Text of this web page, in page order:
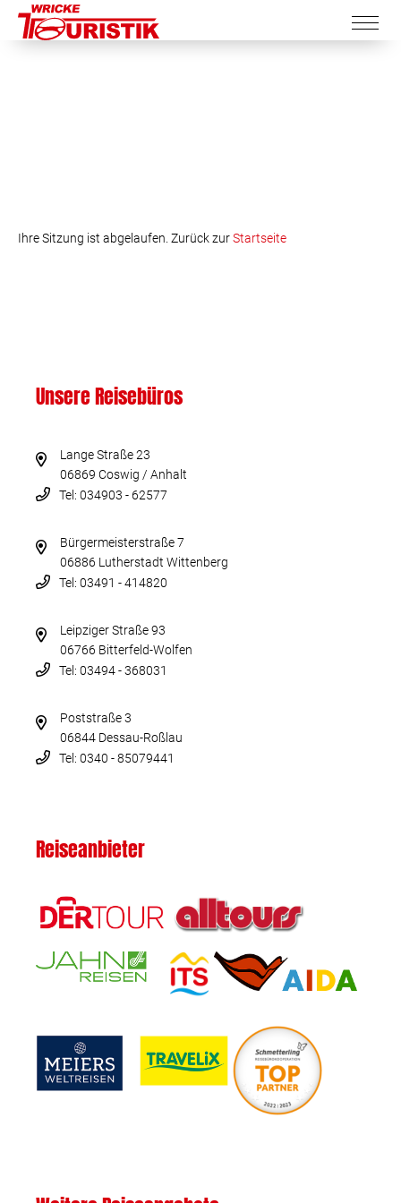
Ihre Sitzung ist abgelaufen. Zurück zurStartseite
Unsere Reisebüros
Lange Straße 23
06869 Coswig / Anhalt
Tel: 034903 - 62577
Bürgermeisterstraße 7
06886 Lutherstadt Wittenberg
Tel: 03491 - 414820
Leipziger Straße 93
06766 Bitterfeld-Wolfen
Tel: 03494 - 368031
Poststraße 3
06844 Dessau-Roßlau
Tel: 0340 - 85079441
Reiseanbieter